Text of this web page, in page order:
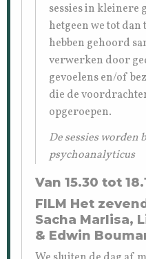
sessies in kleinere
hetgeen we tot
hebben gehoord
verwerken door
gevoelens en/of
die de
opgeroepen.
De sessies worden
psychoanalyticus
Van 15.30 tot
FILM Het
Sacha Marlisa,
& Edwin